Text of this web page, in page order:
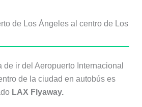
de Los Ángeles al centro de Los
de ir del Aeropuerto Internacional
de la ciudad en autobús es
LAX Flyaway.